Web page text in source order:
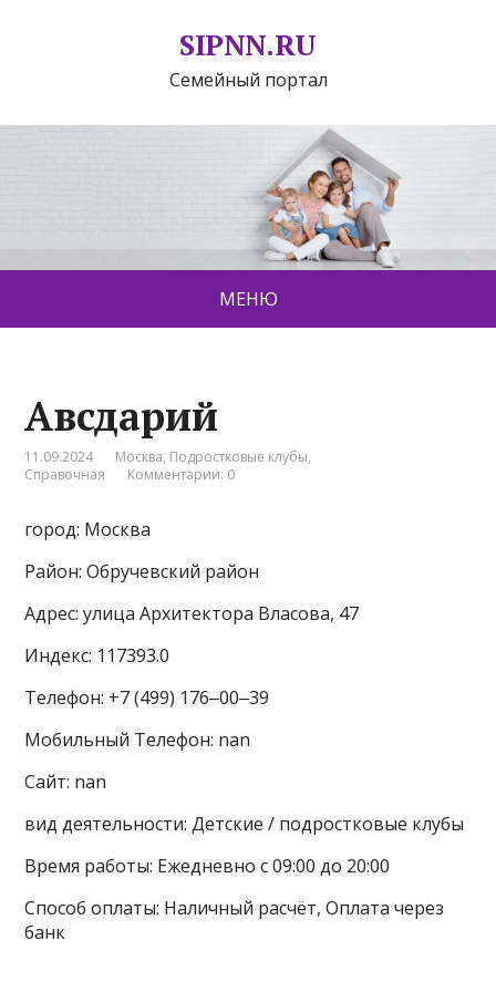
SIPNN.RU
Семейный портал
МЕНЮ
Авсдарий
11.09.2024 Москва, Подростковые клубы,
Справочная
Комментарии: 0
город: Москва
Район: Обручевский район
Адрес: улица Архитектора Власова, 47
Индекс: 117393.0
Телефон: +7 (499) 176‒00‒39
Мобильный Телефон: nan
Сайт: nan
вид деятельности: Детские / подростковые клубы
Время работы: Ежедневно с 09:00 до 20:00
Способ оплаты: Наличный расчёт, Оплата через
банк